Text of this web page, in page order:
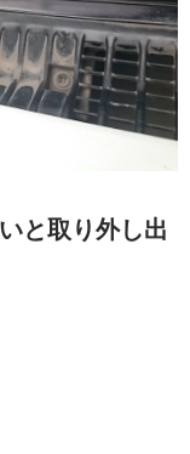
と取り外し出